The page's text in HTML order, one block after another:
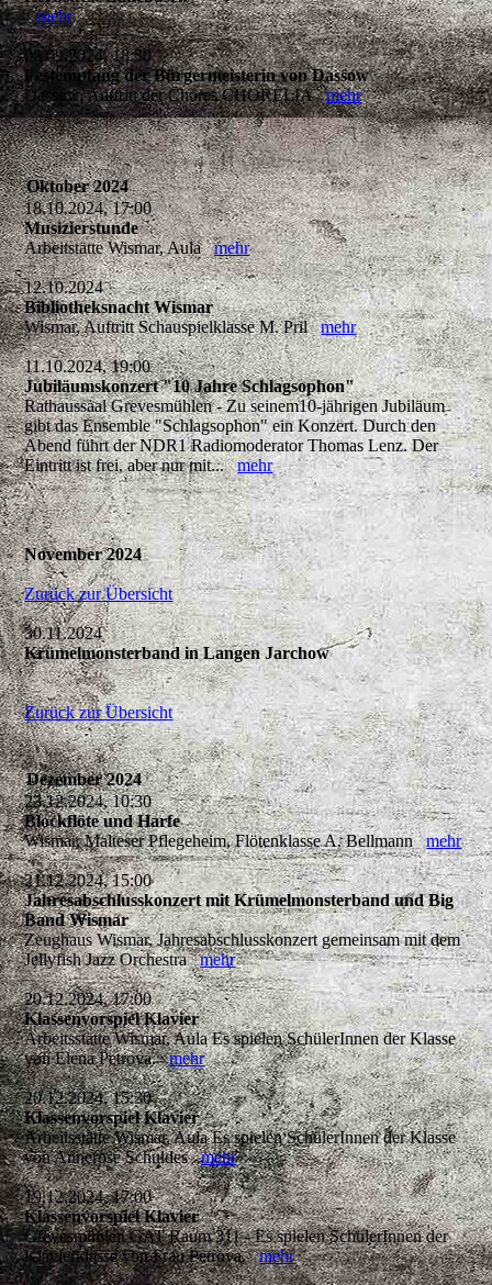
mehr
06.09.2024, 18:30
Festempfang der Bürgermeisterin von Dassow
Dassow, Auftritt der Chores CHORELIAmehr
Oktober 2024
18.10.2024, 17:00
Musizierstunde
Arbeitstätte Wismar, Aulamehr
12.10.2024
Bibliotheksnacht Wismar
Wismar, Auftritt Schauspielklasse M. Prilmehr
11.10.2024, 19:00
Jubiläumskonzert "10 Jahre Schlagsophon"
Rathaussaal Grevesmühlen - Zu seinem10-jährigen Jubiläum
gibt das Ensemble "Schlagsophon" ein Konzert. Durch den
Abend führt der NDR1 Radiomoderator Thomas Lenz. Der
Eintritt ist frei, aber nur mit...mehr
November 2024
Zurück zur Übersicht
30.11.2024
Krümelmonsterband in Langen Jarchow
Zurück zur Übersicht
Dezember 2024
23.12.2024, 10:30
Blockflöte und Harfe
Wismar, Malteser Pflegeheim, Flötenklasse A. Bellmannmehr
21.12.2024, 15:00
Jahresabschlusskonzert mit Krümelmonsterband und Big
Band Wismar
Zeughaus Wismar, Jahresabschlusskonzert gemeinsam mit dem
Jellyfish Jazz Orchestramehr
20.12.2024, 17:00
Klassenvorspiel Klavier
Arbeitsstätte Wismar, Aula Es spielen SchülerInnen der Klasse
von Elena Petrova.mehr
20.12.2024, 15:30
Klassenvorspiel Klavier
Arbeitsstätte Wismar, Aula Es spielen SchülerInnen der Klasse
von Annerose Schuldesmehr
19.12.2024, 17:00
Klassenvorspiel Klavier
Grevesmühlen GAT Raum 311 - Es spielen SchülerInnen der
Klavierklasse von Frau Petrova.mehr